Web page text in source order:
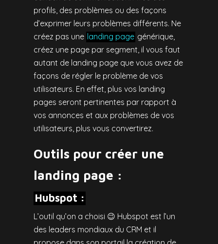
profils, des problèmes ou des façons
d’exprimer leurs problèmes différents. Ne
créez pas une landing page générique,
créez une page par segment, il vous faut
autant de landing page que vous avez de
façons de régler le problème de vos
utilisateurs. En effet, plus vos landing
pages seront pertinentes par rapport à
vos annonces et aux problèmes de vos
utilisateurs, plus vous convertirez.
Outils pour créer une
landing page :
Hubspot :
L’outil qu’on a choisi 😉 Hubspot est l’un
des leaders mondiaux du CRM et il